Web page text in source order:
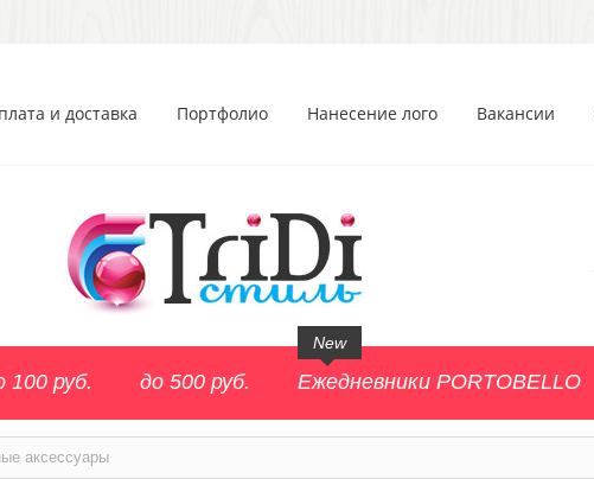
и доставка Портфолио Нанесение лого Вакансии
100 руб. до 500 руб. Ежедневники PORTOBELLO
New
аксессуары